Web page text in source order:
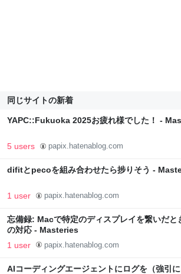
同じサイトの新着
YAPC::Fukuoka 2025お疲れ様でした！ -
5 users papix.hatenablog.com
difitとpecoを組み合わせたら捗りそう -
1 user papix.hatenablog.com
忘備録: Macで特定のディスプレイを繋いだと
の対応 - Masteries
1 user papix.hatenablog.com
AIコーディングエージェントにログを（強引